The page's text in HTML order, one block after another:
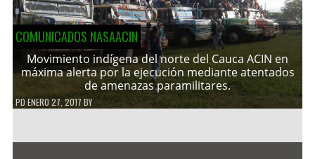
COMUNICADOS NASAACIN
Movimiento indígena del norte del Cauca ACIN en
máxima alerta por la ejecución mediante atentados
de amenazas paramilitares.
PDENERO 27, 2017 BY